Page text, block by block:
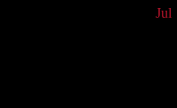
Jul